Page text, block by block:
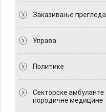
Заказивање прегледа
Управа
Политикe
Секторске амбуланте
породичне медицине